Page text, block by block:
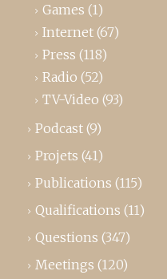
Games (1)
Internet (67)
Press (118)
Radio (52)
TV-Video (93)
Podcast (9)
Projets (41)
Publications (115)
Qualifications (11)
Questions (347)
Meetings (120)